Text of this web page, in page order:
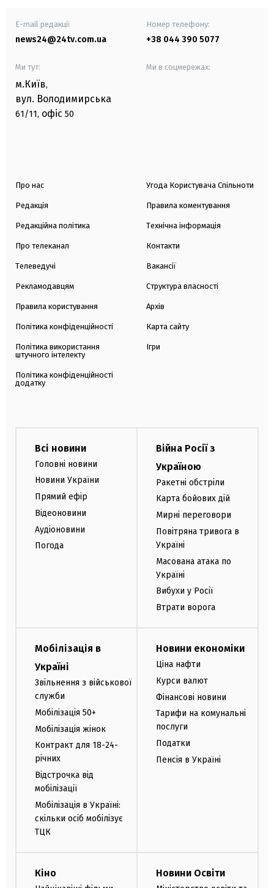
E-mail редакції
news24@24tv.com.ua
Номер телефону:
+38 044 390 5077
Ми тут:
м.Київ,
вул. Володимирська
61/11, офіс 50
Ми в соцмережах:
Про нас
Редакція
Редакційна політика
Про телеканал
Телеведучі
Рекламодавцям
Правила користування
Політика конфіденційності
Політика використання
штучного інтелекту
Політика конфіденційності
додатку
Угода Користувача Спільноти
Правила коментування
Технічна інформація
Контакти
Вакансії
Структура власності
Архів
Карта сайту
Ігри
Всі новини
Головні новини
Новини України
Прямий ефір
Відеоновини
Аудіоновини
Погода
Війна Росії з
Україною
Ракетні обстріли
Карта бойових дій
Мирні переговори
Повітряна тривога в
Україні
Масована атака по
Україні
Вибухи у Росії
Втрати ворога
Мобілізація в
Україні
Звільнення з військової
служби
Мобілізація 50+
Мобілізація жінок
Контракт для 18-24-
річних
Відстрочка від
мобілізації
Мобілізація в Україні:
скільки осіб мобілізує
ТЦК
Новини економіки
Ціна нафти
Курси валют
Фінансові новини
Тарифи на комунальні
послуги
Податки
Пенсія в Україні
Кіно Новини Освіти